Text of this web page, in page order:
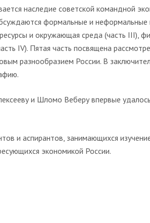
наследие советской командной
формальные и
и окружающая среда (часть III),
IV). Пятая часть посвящена
разнообразием России. В
и Шломо Веберу впервые
и аспирантов, занимающихся
экономикой России.